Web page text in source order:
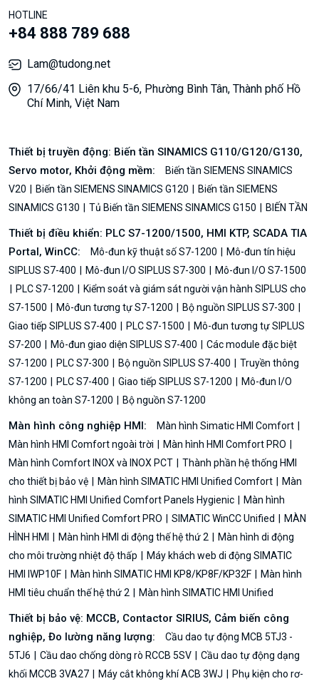
HOTLINE
+84 888 789 688
Lam@tudong.net
17/66/41 Liên khu 5-6, Phường Bình Tân, Thành phố Hồ
Chí Minh, Việt Nam
Thiết bị truyền động: Biến tần SINAMICS G110/G120/G130,
Servo motor, Khởi động mềm:
Biến tần SIEMENS SINAMICS
V20
Biến tần SIEMENS SINAMICS G120
Biến tần SIEMENS
SINAMICS G130
Tủ Biến tần SIEMENS SINAMICS G150 BIẾN TẦN
Thiết bị điều khiển: PLC S7-1200/1500, HMI KTP, SCADA TIA
Portal, WinCC:
Mô-đun kỹ thuật số S7-1200
Mô-đun tín hiệu
SIPLUS S7-400
Mô-đun I/O SIPLUS S7-300
Mô-đun I/O S7-1500
PLC S7-1200
Kiểm soát và giám sát người vận hành SIPLUS cho
S7-1500
Mô-đun tương tự S7-1200
Bộ nguồn SIPLUS S7-300
Giao tiếp SIPLUS S7-400
PLC S7-1500
Mô-đun tương tự SIPLUS
S7-200
Mô-đun giao diện SIPLUS S7-400
Các module đặc biệt
S7-1200
PLC S7-300 Bộ nguồn SIPLUS S7-400
Truyền thông
S7-1200
PLC S7-400 Giao tiếp SIPLUS S7-1200
Mô-đun I/O
không an toàn S7-1200
Bộ nguồn S7-1200
Màn hình công nghiệp HMI:
Màn hình Simatic HMI Comfort
Màn hình HMI Comfort ngoài trời
Màn hình HMI Comfort PRO
Màn hình Comfort INOX và INOX PCT
Thành phần hệ thống HMI
cho thiết bị bảo vệ
Màn hình SIMATIC HMI Unified Comfort
Màn
hình SIMATIC HMI Unified Comfort Panels Hygienic
Màn hình
SIMATIC HMI Unified Comfort PRO
SIMATIC WinCC Unified
MÀN
HÌNH HMI
Màn hình HMI di động thế hệ thứ 2
Màn hình di động
cho môi trường nhiệt độ thấp
Máy khách web di động SIMATIC
HMI IWP10F
Màn hình SIMATIC HMI KP8/KP8F/KP32F
Màn hình
HMI tiêu chuẩn thế hệ thứ 2
Màn hình SIMATIC HMI Unified
Thiết bị bảo vệ: MCCB, Contactor SIRIUS, Cảm biến công
nghiệp, Đo lường năng lượng:
Cầu dao tự động MCB 5TJ3 -
5TJ6
Cầu dao chống dòng rò RCCB 5SV
Cầu dao tự động dạng
khối MCCB 3VA27
Máy cắt không khí ACB 3WJ
Phụ kiện cho rơ-